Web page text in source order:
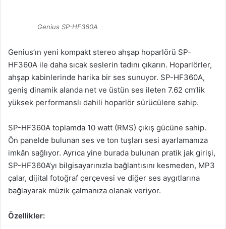
Genius SP-HF360A
Genius’ın yeni kompakt stereo ahşap hoparlörü SP-
HF360A ile daha sıcak seslerin tadını çıkarın. Hoparlörler,
ahşap kabinlerinde harika bir ses sunuyor. SP-HF360A,
geniş dinamik alanda net ve üstün ses ileten 7.62 cm’lik
yüksek performanslı dahili hoparlör sürücülere sahip.
SP-HF360A toplamda 10 watt (RMS) çıkış gücüne sahip.
Ön panelde bulunan ses ve ton tuşları sesi ayarlamanıza
imkân sağlıyor. Ayrıca yine burada bulunan pratik jak girişi,
SP-HF360A’yı bilgisayarınızla bağlantısını kesmeden, MP3
çalar, dijital fotoğraf çerçevesi ve diğer ses aygıtlarına
bağlayarak müzik çalmanıza olanak veriyor.
Özellikler: